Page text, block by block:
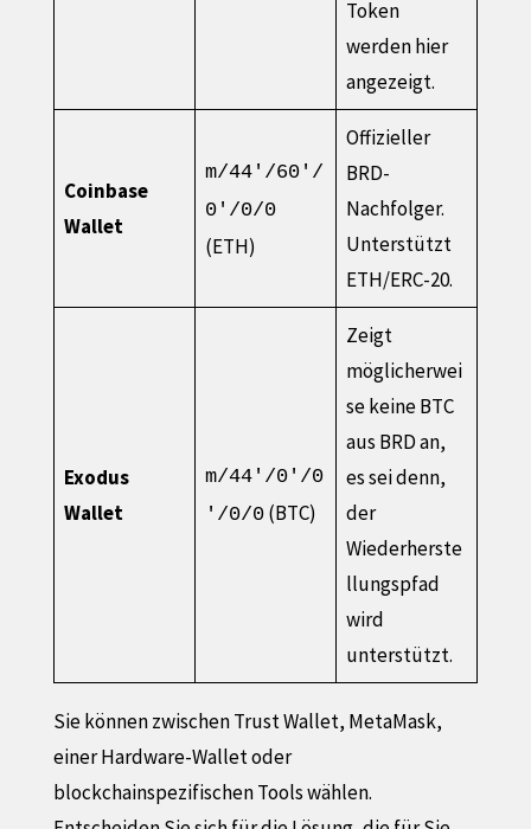
Token
werden hier
angezeigt.
Coinbase
Wallet
m/44'/60'/
0'/0/0
(ETH)
Offizieller
BRD-
Nachfolger.
Unterstützt
ETH/ERC-20.
Exodus
Wallet
m/44'/0'/0
'/0/0 (BTC)
Zeigt
möglicherwei
se keine BTC
aus BRD an,
es sei denn,
der
Wiederherste
llungspfad
wird
unterstützt.
Sie können zwischen Trust Wallet, MetaMask,
einer Hardware-Wallet oder
blockchainspezifischen Tools wählen.